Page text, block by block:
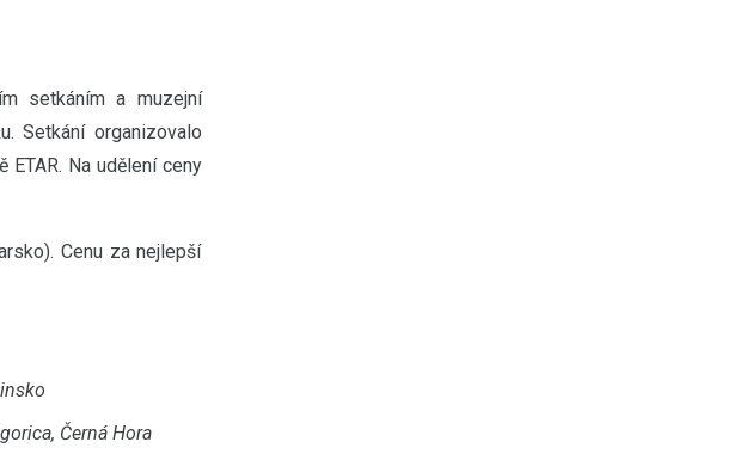
setkáním a muzejní
Setkání organizovalo
Na udělení ceny
Cenu za nejlepší
Černá Hora